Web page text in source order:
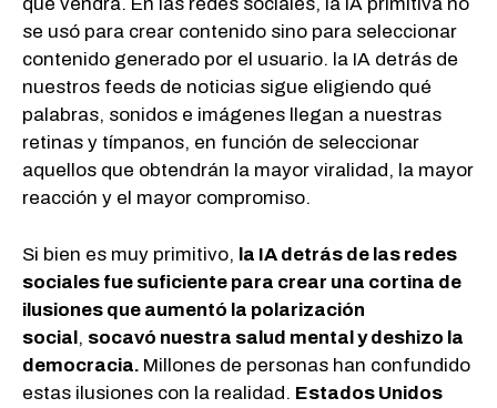
que vendrá. En las redes sociales, la IA primitiva no
se usó para crear contenido sino para seleccionar
contenido generado por el usuario. la IA detrás de
nuestros feeds de noticias sigue eligiendo qué
palabras, sonidos e imágenes llegan a nuestras
retinas y tímpanos, en función de seleccionar
aquellos que obtendrán la mayor viralidad, la mayor
reacción y el mayor compromiso.
Si bien es muy primitivo, la IA detrás de las redes
sociales fue suficiente para crear una cortina de
ilusiones que aumentó la polarización
social, socavó nuestra salud mental y deshizo la
democracia. Millones de personas han confundido
estas ilusiones con la realidad. Estados Unidos